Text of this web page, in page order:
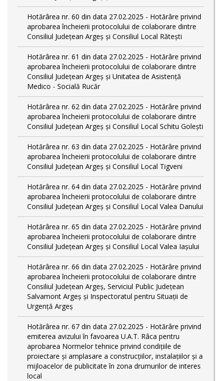
Hotărârea nr. 60 din data 27.02.2025 - Hotărâre privind
aprobarea încheierii protocolului de colaborare dintre
Consiliul Județean Argeș și Consiliul Local Rătești
Hotărârea nr. 61 din data 27.02.2025 - Hotărâre privind
aprobarea încheierii protocolului de colaborare dintre
Consiliul Județean Argeș și Unitatea de Asistență
Medico - Socială Rucăr
Hotărârea nr. 62 din data 27.02.2025 - Hotărâre privind
aprobarea încheierii protocolului de colaborare dintre
Consiliul Județean Argeș și Consiliul Local Schitu Golești
Hotărârea nr. 63 din data 27.02.2025 - Hotărâre privind
aprobarea încheierii protocolului de colaborare dintre
Consiliul Județean Argeș și Consiliul Local Tigveni
Hotărârea nr. 64 din data 27.02.2025 - Hotărâre privind
aprobarea încheierii protocolului de colaborare dintre
Consiliul Județean Argeș și Consiliul Local Valea Danului
Hotărârea nr. 65 din data 27.02.2025 - Hotărâre privind
aprobarea încheierii protocolului de colaborare dintre
Consiliul Județean Argeș și Consiliul Local Valea Iașului
Hotărârea nr. 66 din data 27.02.2025 - Hotărâre privind
aprobarea încheierii protocolului de colaborare dintre
Consiliul Județean Argeș, Serviciul Public Județean
Salvamont Argeș și Inspectoratul pentru Situații de
Urgență Argeș
Hotărârea nr. 67 din data 27.02.2025 - Hotărâre privind
emiterea avizului în favoarea U.A.T. Râca pentru
aprobarea Normelor tehnice privind condiţiile de
proiectare şi amplasare a construcţiilor, instalaţiilor şi a
mijloacelor de publicitate în zona drumurilor de interes
local